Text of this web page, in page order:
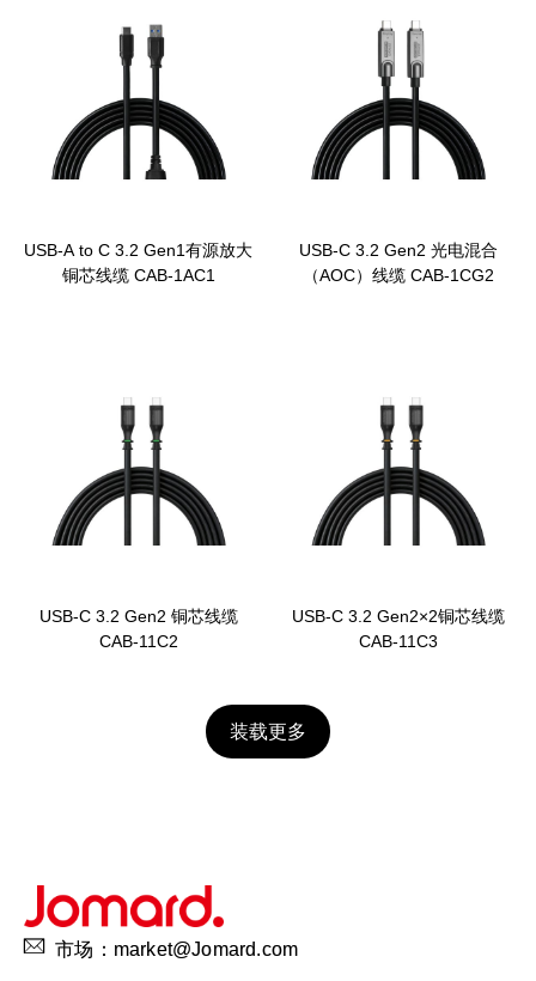
USB-A to C 3.2 Gen1有源放大
铜芯线缆 CAB-1AC1
USB-C 3.2 Gen2 光电混合
（AOC）线缆 CAB-1CG2
USB-C 3.2 Gen2 铜芯线缆
CAB-11C2
USB-C 3.2 Gen2×2铜芯线缆
CAB-11C3
装载更多
市场：market@Jomard.com